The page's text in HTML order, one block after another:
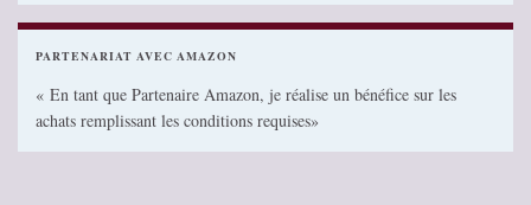
PARTENARIAT AVEC AMAZON
« En tant que Partenaire Amazon, je réalise un bénéfice sur les
achats remplissant les conditions requises»